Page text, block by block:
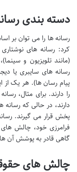
دسته بندی
رسانه ها را می توان بر
کرد: رسانه های
(مانند تلویزیون و
رسانه های سایبری یا
پیام رسان ها). هر یک
را دارند. برای مثال،
دارند، در حالی که
پخش قرار می گیرند.
فرامرزی خود، چالش های
گاهی قادر به پوشش آن
چالش های